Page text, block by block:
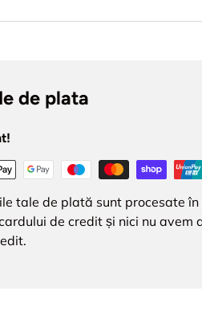
de plata
tale de plată sunt procesate
de credit și nici nu avem